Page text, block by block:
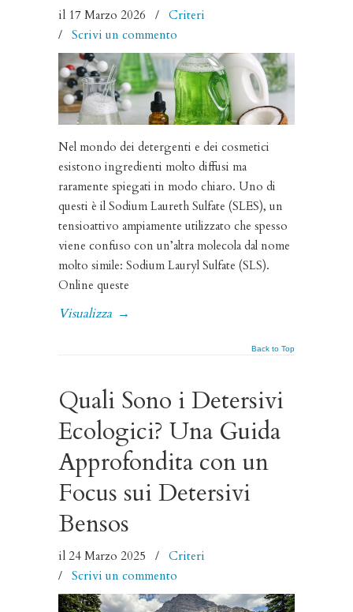
il 17 Marzo 2026 / Criteri
/ Scrivi un commento
Nel mondo dei detergenti e dei cosmetici
esistono ingredienti molto diffusi ma
raramente spiegati in modo chiaro. Uno di
questi è il Sodium Laureth Sulfate (SLES), un
tensioattivo ampiamente utilizzato che spesso
viene confuso con un’altra molecola dal nome
molto simile: Sodium Lauryl Sulfate (SLS).
Online queste
Visualizza →
Back to Top
Quali Sono i Detersivi
Ecologici? Una Guida
Approfondita con un
Focus sui Detersivi
Bensos
il 24 Marzo 2025 / Criteri
/ Scrivi un commento